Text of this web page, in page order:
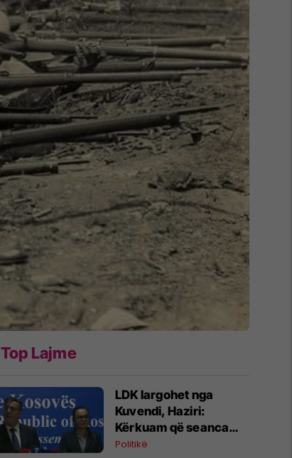
Top Lajme
LDK largohet nga
Kuvendi, Haziri:
Kërkuam që seanca
konstituive të mbahet
Politikë